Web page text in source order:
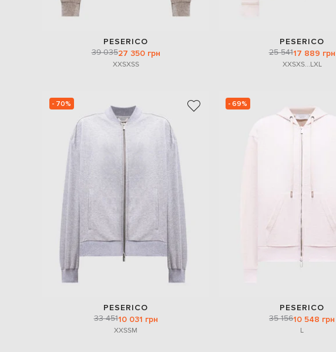
PESERICO
39 03527 350 грн
XXSXSS
PESERICO
25 54117 889 грн
XXSXS...LXL
- 70%
PESERICO
33 45110 031 грн
XXSSM
- 69%
PESERICO
35 15610 548 грн
L